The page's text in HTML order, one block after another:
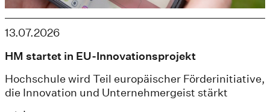
13.07.2026
HM startet in EU-Innovationsprojekt
Hochschule wird Teil europäischer Förderinitiative,
die Innovation und Unternehmergeist stärkt